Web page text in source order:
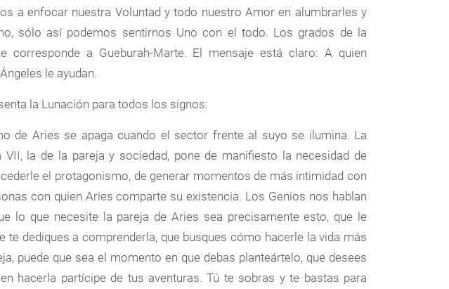
a enfocar nuestra Voluntad y todo nuestro Amor en alumbrarles y
sólo así podemos sentirnos Uno con el todo. Los grados de la
corresponde a Gueburah-Marte. El mensaje está claro: A quien
le ayudan.
la Lunación para todos los signos:
de Aries se apaga cuando el sector frente al suyo se ilumina. La
VII, la de la pareja y sociedad, pone de manifiesto la necesidad de
el protagonismo, de generar momentos de más intimidad con
con quien Aries comparte su existencia. Los Genios nos hablan
lo que necesite la pareja de Aries sea precisamente esto, que le
te dediques a comprenderla, que busques cómo hacerle la vida más
puede que sea el momento en que debas planteártelo, que desees
hacerla partícipe de tus aventuras. Tú te sobras y te bastas para